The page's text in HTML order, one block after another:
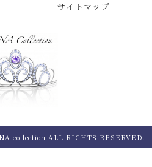
サイトマップ
collection ALL RIGHTS RESERVED.